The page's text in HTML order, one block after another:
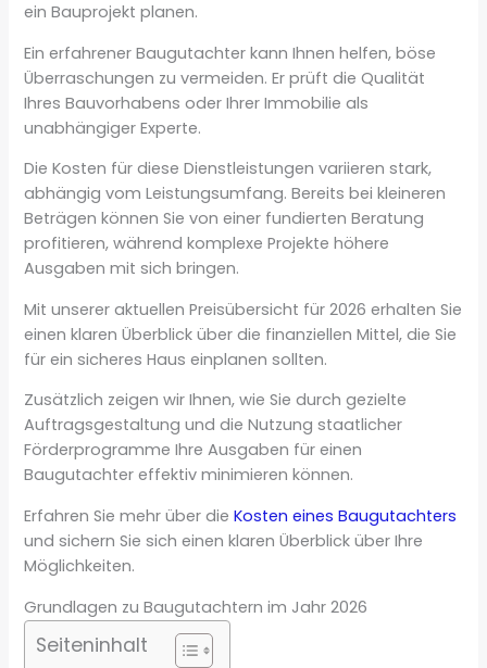
ein Bauprojekt planen.
Ein erfahrener Baugutachter kann Ihnen helfen, böse
Überraschungen zu vermeiden. Er prüft die Qualität
Ihres Bauvorhabens oder Ihrer Immobilie als
unabhängiger Experte.
Die Kosten für diese Dienstleistungen variieren stark,
abhängig vom Leistungsumfang. Bereits bei kleineren
Beträgen können Sie von einer fundierten Beratung
profitieren, während komplexe Projekte höhere
Ausgaben mit sich bringen.
Mit unserer aktuellen Preisübersicht für 2026 erhalten Sie
einen klaren Überblick über die finanziellen Mittel, die Sie
für ein sicheres Haus einplanen sollten.
Zusätzlich zeigen wir Ihnen, wie Sie durch gezielte
Auftragsgestaltung und die Nutzung staatlicher
Förderprogramme Ihre Ausgaben für einen
Baugutachter effektiv minimieren können.
Erfahren Sie mehr über dieKosten eines Baugutachters
und sichern Sie sich einen klaren Überblick über Ihre
Möglichkeiten.
Grundlagen zu Baugutachtern im Jahr 2026
Seiteninhalt